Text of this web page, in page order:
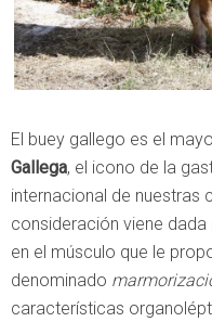
El buey gallego es el
Gallega, el icono de la
internacional de nuestras
consideración viene
en el músculo que le
denominado
características